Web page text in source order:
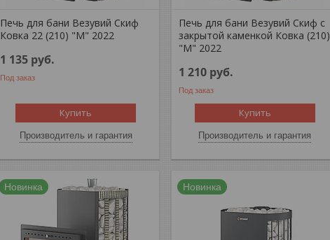
Печь для бани Везувий Скиф
Ковка 22 (210) "М" 2022
1 135 руб.
Под заказ
Купить
Производитель и гарантия
Печь для бани Везувий Скиф с
закрытой каменкой Ковка (210)
"М" 2022
1 210 руб.
Под заказ
Купить
Производитель и гарантия
Новинка Новинка